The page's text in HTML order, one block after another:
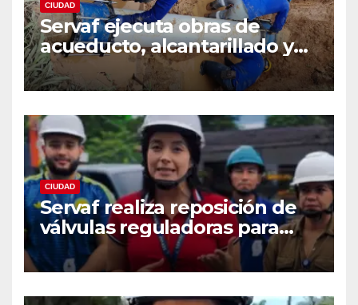
CIUDAD
Servaf ejecuta obras de
acueducto, alcantarillado y
recuperación vial en varios
sectores de Florencia.
CIUDAD
Servaf realiza reposición de
válvulas reguladoras para
fortalecer la red de
acueducto